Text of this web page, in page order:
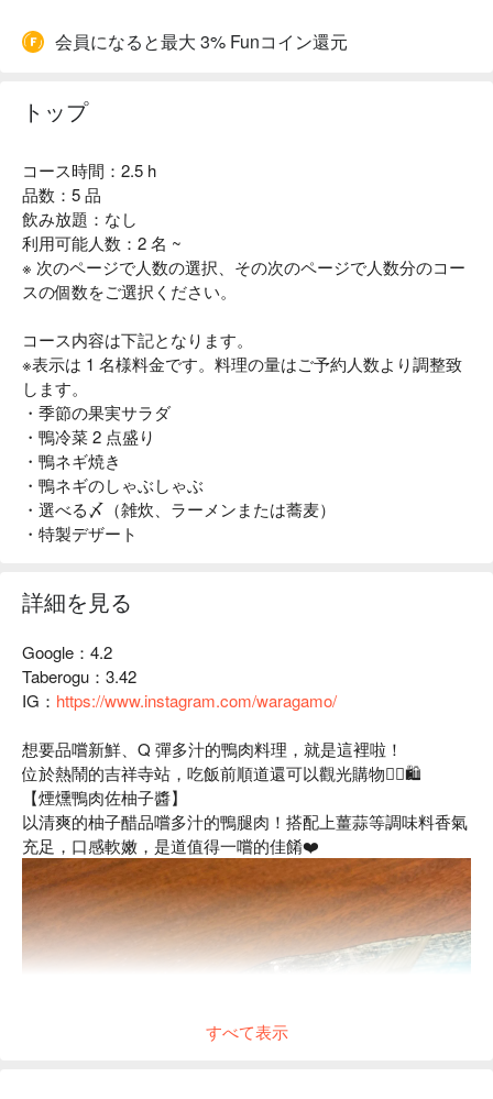
会員になると最大 3% Funコイン還元
トップ
コース時間：2.5 h
品数：5 品
飲み放題：なし
利用可能人数：2 名 ~
※ 次のページで人数の選択、その次のページで人数分のコー
スの個数をご選択ください。
コース内容は下記となります。
※表示は 1 名様料金です。料理の量はご予約人数より調整致
します。
・季節の果実サラダ
・鴨冷菜 2 点盛り
・鴨ネギ焼き
・鴨ネギのしゃぶしゃぶ
・選べる〆（雑炊、ラーメンまたは蕎麦）
・特製デザート
詳細を見る
Google：4.2
Taberogu：3.42
IG： https://www.instagram.com/waragamo/
想要品嚐新鮮、Q 彈多汁的鴨肉料理，就是這裡啦！
位於熱鬧的吉祥寺站，吃飯前順道還可以觀光購物🚶‍♀🛍
【煙燻鴨肉佐柚子醬】
以清爽的柚子醋品嚐多汁的鴨腿肉！搭配上薑蒜等調味料香氣
充足，口感軟嫩，是道值得一嚐的佳餚❤️
すべて表示